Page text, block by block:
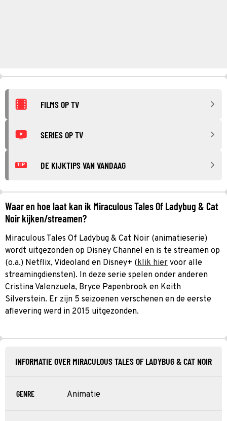
FILMS OP TV
SERIES OP TV
TIP DE KIJKTIPS VAN VANDAAG
Waar en hoe laat kan ik Miraculous Tales Of Ladybug & Cat
Noir kijken/streamen?
Miraculous Tales Of Ladybug & Cat Noir (animatieserie)
wordt uitgezonden op Disney Channel en is te streamen op
(o.a.) Netflix, Videoland en Disney+ (klik hier voor alle
streamingdiensten). In deze serie spelen onder anderen
Cristina Valenzuela, Bryce Papenbrook en Keith
Silverstein. Er zijn 5 seizoenen verschenen en de eerste
aflevering werd in 2015 uitgezonden.
INFORMATIE OVER MIRACULOUS TALES OF LADYBUG & CAT NOIR
GENRE Animatie